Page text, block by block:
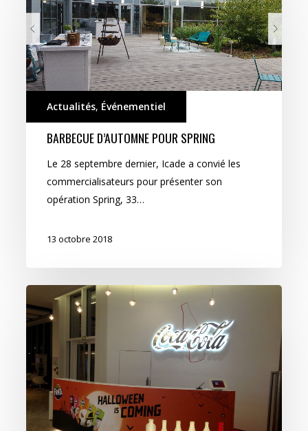
pour
Spring
Actualités, Événementiel
BARBECUE D’AUTOMNE POUR SPRING
Le 28 septembre dernier, Icade a convié les
commercialisateurs pour présenter son
opération Spring, 33…
13 octobre 2018
Frayeurs
et
épouvante
chez
Coca-
Cola…